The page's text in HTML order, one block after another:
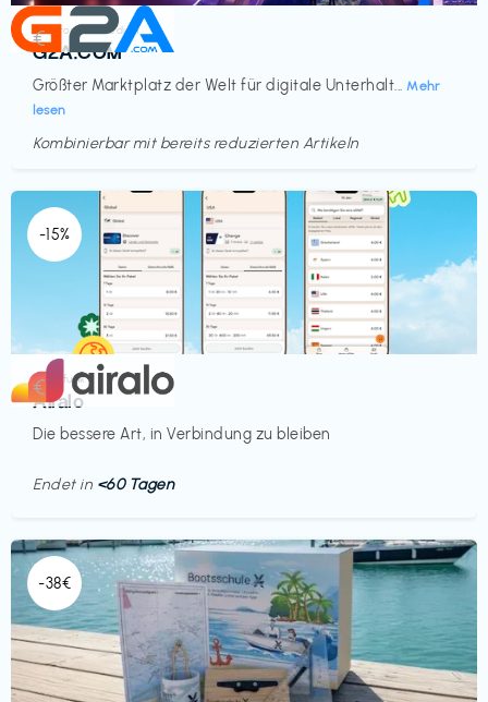
Elektronik & Medien
G2A.COM
Größter Marktplatz der Welt für digitale Unterhalt... Mehr
lesen
€‎
Kombinierbar mit bereits reduzierten Artikeln
-15%
Mobilfunk
Airalo
Die bessere Art, in Verbindung zu bleiben
€‎
Endet in <60 Tagen
-38€